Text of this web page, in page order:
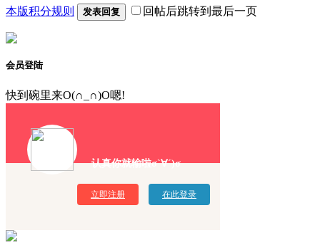
本版积分规则 发表回复 回帖后跳转到最后一页
会员登陆
快到碗里来O(∩_∩)O嗯!
认真你就输啦σ`∀´)σ
立即注册 在此登录